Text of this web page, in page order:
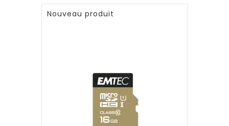
Nouveau produit